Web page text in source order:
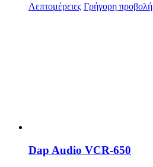
Λεπτομέρειες Γρήγορη προβολή
Dap Audio VCR-650